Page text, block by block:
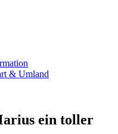
& Umland
ein toller